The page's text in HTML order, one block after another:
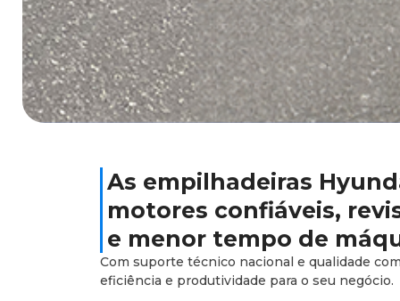
As empilhadeiras
motores confiáveis,
e menor tempo de
Com suporte técnico nacional e qualidade
eficiência e produtividade para o seu negócio.